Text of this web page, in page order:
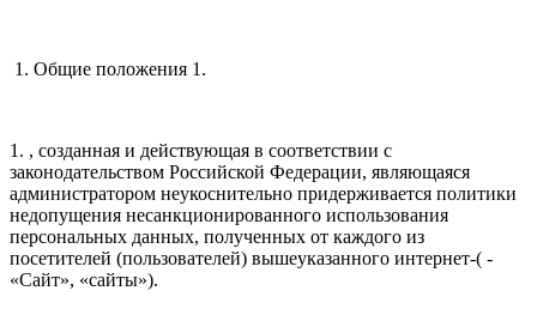
1. Общие положения 1.
1. , созданная и действующая в соответствии с
законодательством Российской Федерации, являющаяся
администратором неукоснительно придерживается политики
недопущения несанкционированного использования
персональных данных, полученных от каждого из
посетителей (пользователей) вышеуказанного интернет-( -
«Сайт», «сайты»).